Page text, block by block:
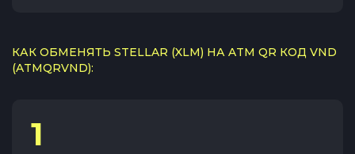
КАК ОБМЕНЯТЬ STELLAR (XLM) НА ATM QR КОД VND
(ATMQRVND):
1